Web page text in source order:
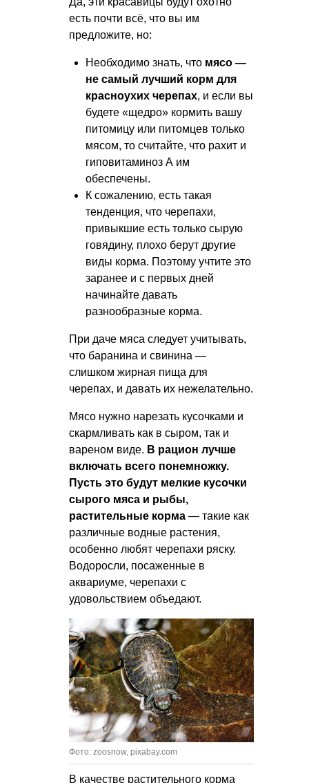
есть почти всё, что вы им
предложите, но:
Необходимо знать, что мясо —
не самый лучший корм для
красноухих черепах, и если вы
будете «щедро» кормить вашу
питомицу или питомцев только
мясом, то считайте, что рахит и
гиповитаминоз А им
обеспечены.
К сожалению, есть такая
тенденция, что черепахи,
привыкшие есть только сырую
говядину, плохо берут другие
виды корма. Поэтому учтите это
заранее и с первых дней
начинайте давать
разнообразные корма.
При даче мяса следует учитывать,
что баранина и свинина —
слишком жирная пища для
черепах, и давать их нежелательно.
Мясо нужно нарезать кусочками и
скармливать как в сыром, так и
вареном виде. В рацион лучше
включать всего понемножку.
Пусть это будут мелкие кусочки
сырого мяса и рыбы,
растительные корма — такие как
различные водные растения,
особенно любят черепахи ряску.
Водоросли, посаженные в
аквариуме, черепахи с
удовольствием объедают.
Фото: zoosnow, pixabay.com
В качестве растительного корма